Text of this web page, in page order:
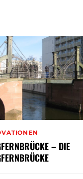
– DIE